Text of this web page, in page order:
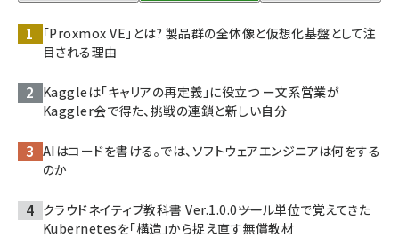
「Proxmox VE」とは? 製品群の全体像と仮想化基盤として注
目される理由
Kaggleは「キャリアの再定義」に役立つ ー文系営業が
Kaggler会で得た、挑戦の連鎖と新しい自分
AIはコードを書ける。では、ソフトウェアエンジニアは何をする
のか
クラウドネイティブ教科書 Ver.1.0.0――ツール単位で覚えてきた
Kubernetesを「構造」から捉え直す無償教材